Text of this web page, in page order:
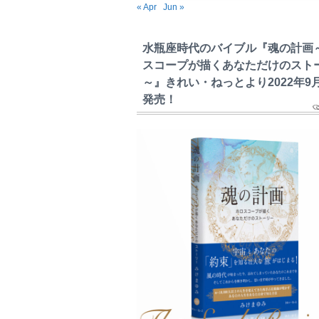
« Apr
Jun »
水瓶座時代のバイブル『魂の計画
スコープが描くあなただけのスト
～』きれい・ねっとより2022年9
発売！